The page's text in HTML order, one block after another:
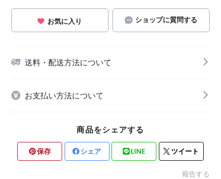
お気に入り ショップに質問する
送料・配送方法について
お支払い方法について
商品をシェアする
保存 シェア LINE ツイート
報告する